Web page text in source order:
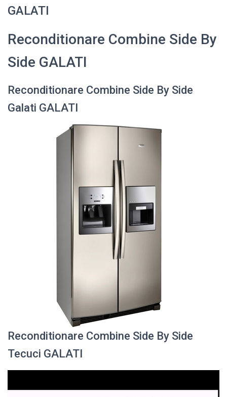
GALATI
Reconditionare Combine Side By
Side GALATI
Reconditionare Combine Side By Side
Galati GALATI
Reconditionare Combine Side By Side
Tecuci GALATI